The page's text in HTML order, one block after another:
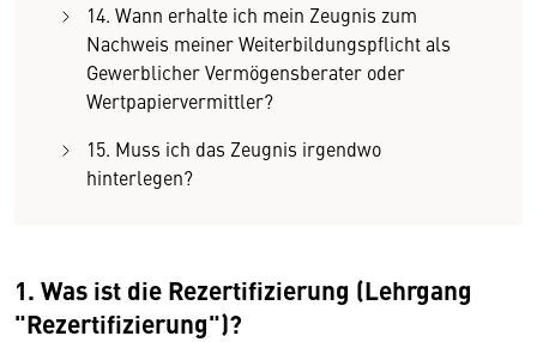
14. Wann erhalte ich mein Zeugnis zum
Nachweis meiner Weiterbildungspflicht als
Gewerblicher Vermögensberater oder
Wertpapiervermittler?
15. Muss ich das Zeugnis irgendwo
hinterlegen?
1. Was ist die Rezertifizierung (Lehrgang
"Rezertifizierung")?